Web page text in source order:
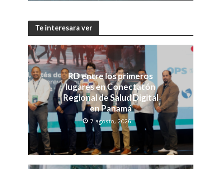
Te interesara ver
RD entre los primeros
lugares en Conectatón
Regional de Salud Digital
en Panamá
7 agosto, 2026